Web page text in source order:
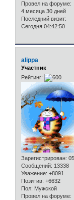
Провел на форуме:
4 месяца 30 дней
Последний визит:
Сегодня 04:42:50
alippa
Участник
Рейтинг:
Зарегистрирован:
Сообщений: 13338
Уважение: +8091
Позитив: +6632
Пол: Мужской
Провел на форуме: